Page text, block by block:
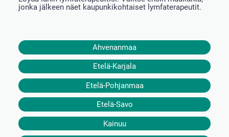
jonka jälkeen näet kaupunkikohtaiset lymfaterapeutit.
Ahvenanmaa
Etelä-Karjala
Etelä-Pohjanmaa
Etelä-Savo
Kainuu